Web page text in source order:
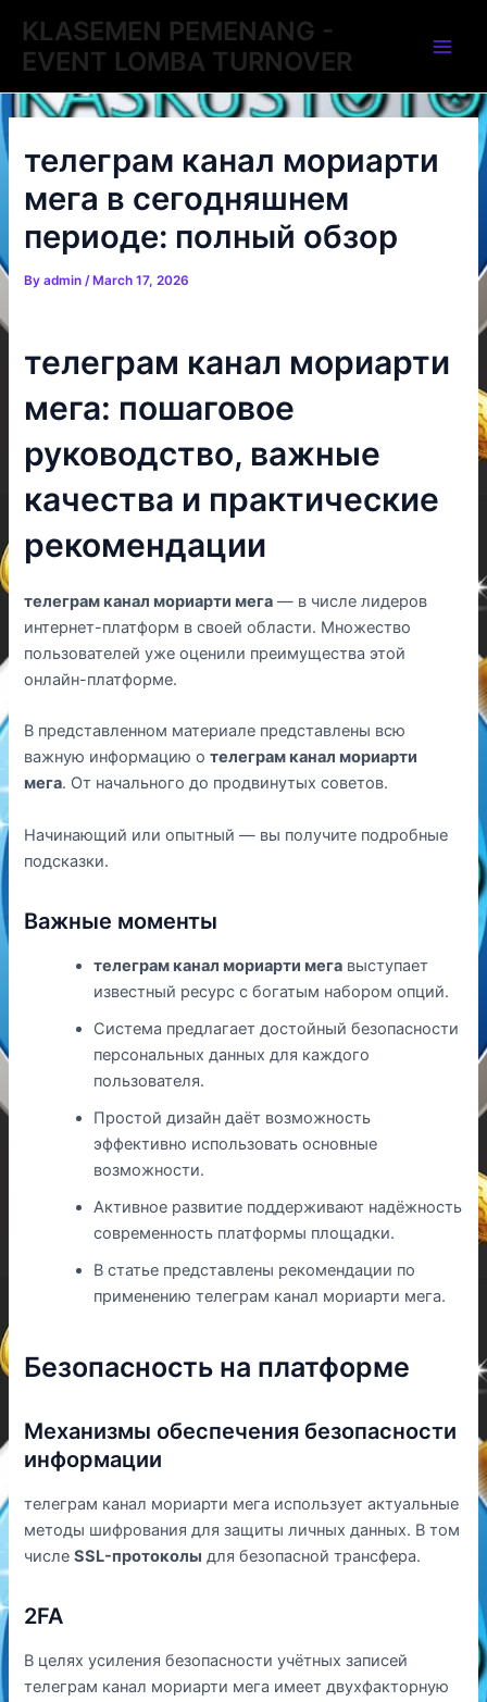
content
KLASEMEN PEMENANG -
EVENT LOMBA TURNOVER
телеграм канал мориарти
мега в сегодняшнем
периоде: полный обзор
Byadmin/ March 17, 2026
телеграм канал мориарти
мега: пошаговое
руководство, важные
качества и практические
рекомендации
телеграм канал мориарти мега — в числе лидеров
интернет-платформ в своей области. Множество
пользователей уже оценили преимущества этой
онлайн-платформе.
В представленном материале представлены всю
важную информацию отелеграм канал мориарти
мега. От начального до продвинутых советов.
Начинающий или опытный — вы получите подробные
подсказки.
Важные моменты
телеграм канал мориарти мега выступает
известный ресурс с богатым набором опций.
Система предлагает достойный безопасности
персональных данных для каждого
пользователя.
Простой дизайн даёт возможность
эффективно использовать основные
возможности.
Активное развитие поддерживают надёжность
современность платформы площадки.
В статье представлены рекомендации по
применению телеграм канал мориарти мега.
Безопасность на платформе
Механизмы обеспечения безопасности
информации
телеграм канал мориарти мега использует актуальные
методы шифрования для защиты личных данных. В том
числеSSL-протоколы для безопасной трансфера.
2FA
В целях усиления безопасности учётных записей
телеграм канал мориарти мега имеет двухфакторную
navigation